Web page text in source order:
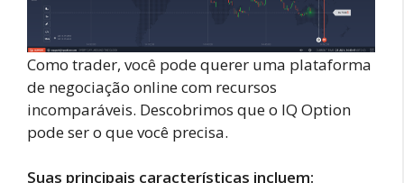
Como trader, você pode querer uma plataforma
de negociação online com recursos
incomparáveis. Descobrimos que o IQ Option
pode ser o que você precisa.
Suas principais características incluem: